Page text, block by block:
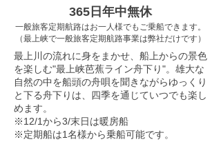
365日年中無休
一般旅客定期航路はお一人様でもご乗船できます。
（最上峡で一般旅客定期航路事業は弊社だけです）
最上川の流れに身をまかせ、船上からの景色
を楽しむ"最上峡芭蕉ライン舟下り"。雄大な
自然の中を船頭の舟唄を聞きながらゆっくり
と下る舟下りは、四季を通じていつでも楽し
めます。
※12/1から3/末日は暖房船
※定期船は1名様から乗船可能です。